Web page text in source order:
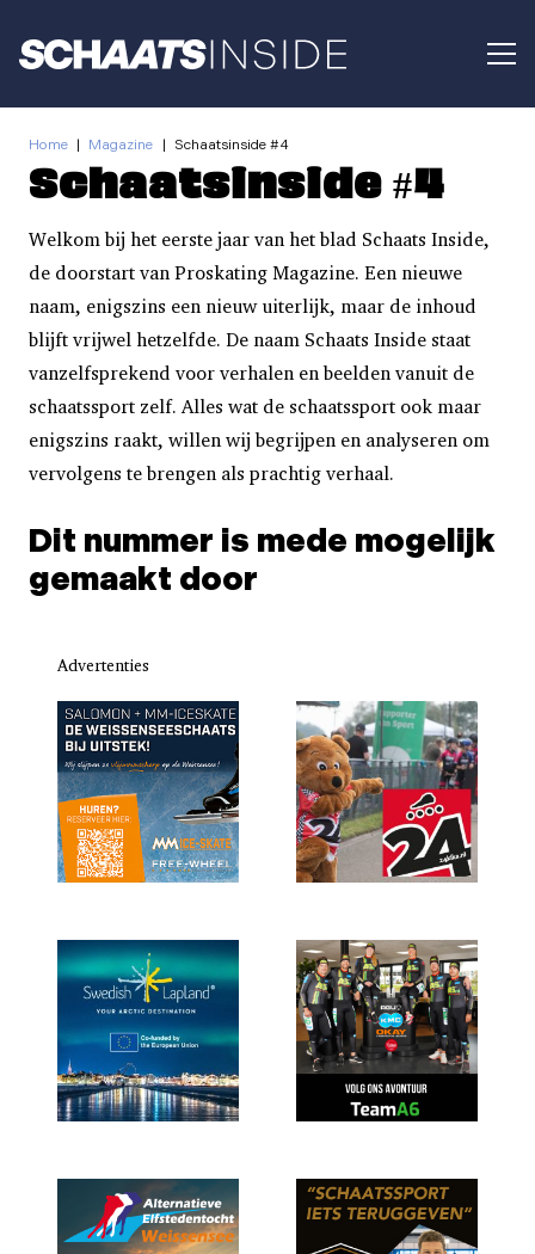
Home | Magazine | Schaatsinside #4
Schaatsinside #4
Welkom bij het eerste jaar van het blad Schaats Inside,
de doorstart van Proskating Magazine. Een nieuwe
naam, enigszins een nieuw uiterlijk, maar de inhoud
blijft vrijwel hetzelfde. De naam Schaats Inside staat
vanzelfsprekend voor verhalen en beelden vanuit de
schaatssport zelf. Alles wat de schaatssport ook maar
enigszins raakt, willen wij begrijpen en analyseren om
vervolgens te brengen als prachtig verhaal.
Dit nummer is mede mogelijk
gemaakt door
Advertenties